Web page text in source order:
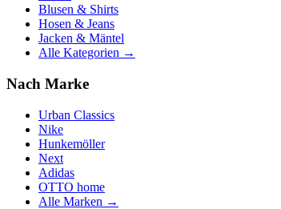
Blusen & Shirts
Hosen & Jeans
Jacken & Mäntel
Alle Kategorien →
Nach Marke
Urban Classics
Nike
Hunkemöller
Next
Adidas
OTTO home
Alle Marken →